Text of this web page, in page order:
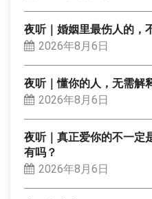
夜听｜婚姻里最伤人的，
2026年8月6日
夜听｜懂你的人，无需解
2026年8月6日
夜听｜真正爱你的不一定
有吗？
2026年8月6日